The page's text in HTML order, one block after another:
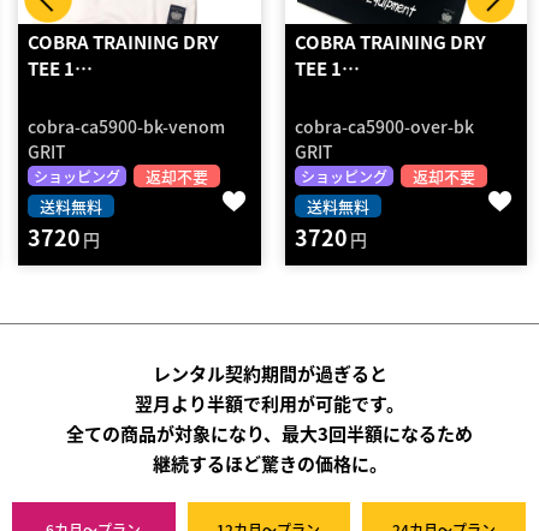
COBRA TRAINING DRY
TEE 1…
cobra-ca5900-over-bk
GRIT
ショッピング
返却不要
送料無料
3720 円
BABALU POLYAMIDE
BLOUSE …
92303
GRIT
ショッピング
返却不要
送料無料
4220 円
レンタル契約期間が過ぎると
翌月より半額で利用が可能です。
全ての商品が対象になり、最大3回半額になるため
継続するほど驚きの価格に。